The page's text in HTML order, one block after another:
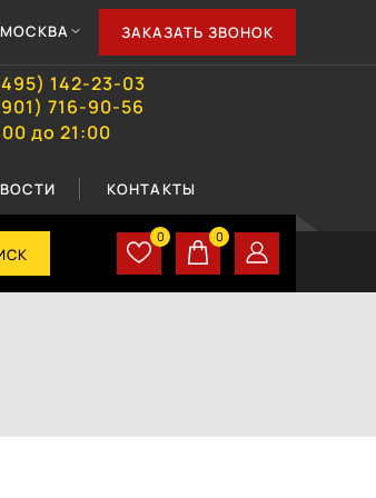
МОСКВА ЗАКАЗАТЬ ЗВОНОК
142-23-03
716-90-56
до 21:00
КОНТАКТЫ
0 0